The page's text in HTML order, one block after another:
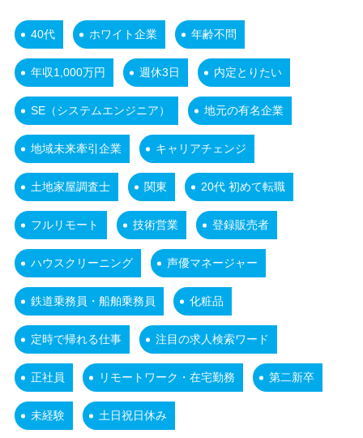
40代 ホワイト企業 年齢不問
年収1,000万円 週休3日 内定とりたい
SE（システムエンジニア） 地元の有名企業
地域未来牽引企業 キャリアチェンジ
土地家屋調査士 関東 20代 初めて転職
フルリモート 技術営業 登録販売者
ハウスクリーニング 声優マネージャー
鉄道乗務員・船舶乗務員 化粧品
定時で帰れる仕事 注目の求人検索ワード
正社員 リモートワーク・在宅勤務 第二新卒
未経験 土日祝日休み